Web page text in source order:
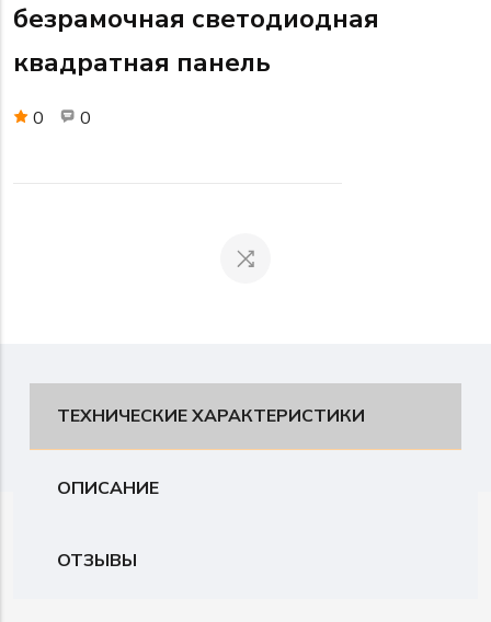
безрамочная светодиодная
квадратная панель
0 0
ТЕХНИЧЕСКИЕ ХАРАКТЕРИСТИКИ
ОПИСАНИЕ
ОТЗЫВЫ